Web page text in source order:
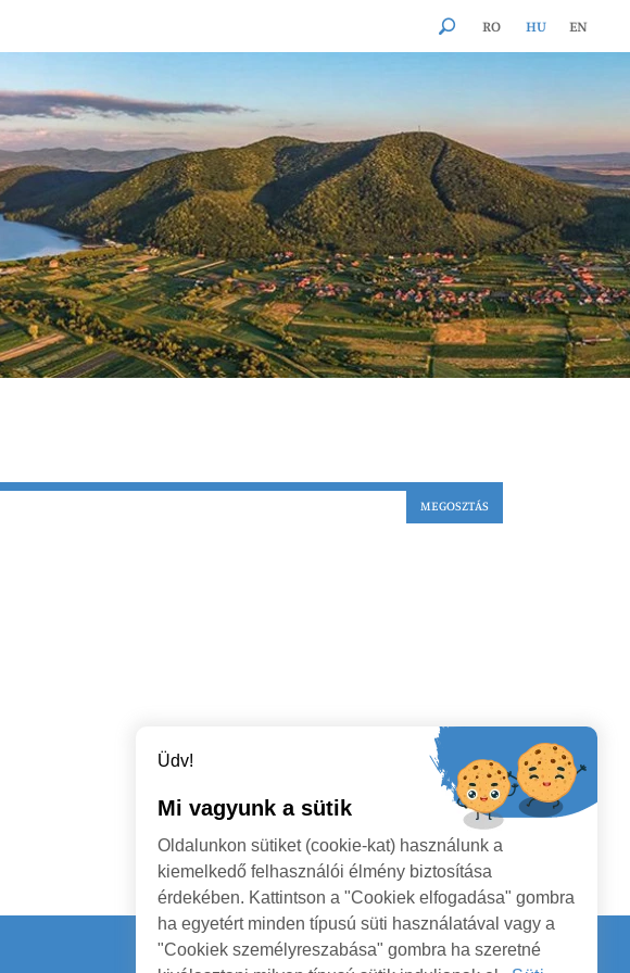
RO HU EN
MEGOSZTÁS
Üdv!
Mi vagyunk a sütik
Oldalunkon sütiket (cookie-kat) használunk a
kiemelkedő felhasználói élmény biztosítása
érdekében. Kattintson a "Cookiek elfogadása" gombra
ha egyetért minden típusú süti használatával vagy a
"Cookiek személyreszabása" gombra ha szeretné